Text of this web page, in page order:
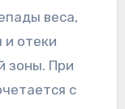
веса,
и отеки
зоны. При
с